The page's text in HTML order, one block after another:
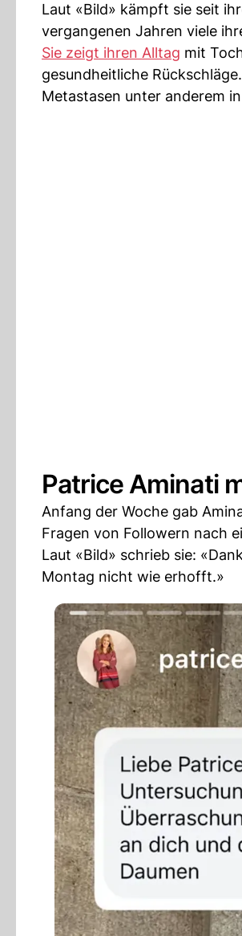
Laut «Bild» kämpft sie seit
vergangenen Jahren viele
Sie zeigt ihren Alltag mit
gesundheitliche
Metastasen unter anderem
Patrice Aminati
Anfang der Woche gab
Fragen von Followern nach
Laut «Bild» schrieb sie:
Montag nicht wie erhofft.»